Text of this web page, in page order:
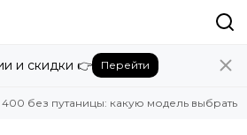
и скидки 👉 Перейти
400 без путаницы: какую модель выбрать